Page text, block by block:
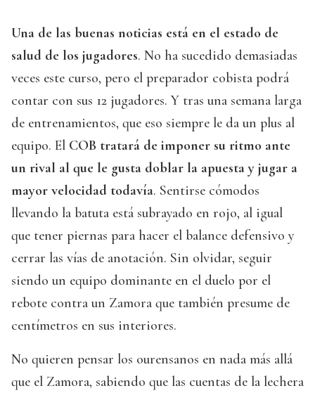
Una de las buenas noticias está en el estado de
salud de los jugadores. No ha sucedido demasiadas
veces este curso, pero el preparador cobista podrá
contar con sus 12 jugadores. Y tras una semana larga
de entrenamientos, que eso siempre le da un plus al
equipo. El COB tratará de imponer su ritmo ante
un rival al que le gusta doblar la apuesta y jugar a
mayor velocidad todavía. Sentirse cómodos
llevando la batuta está subrayado en rojo, al igual
que tener piernas para hacer el balance defensivo y
cerrar las vías de anotación. Sin olvidar, seguir
siendo un equipo dominante en el duelo por el
rebote contra un Zamora que también presume de
centímetros en sus interiores.
No quieren pensar los ourensanos en nada más allá
que el Zamora, sabiendo que las cuentas de la lechera